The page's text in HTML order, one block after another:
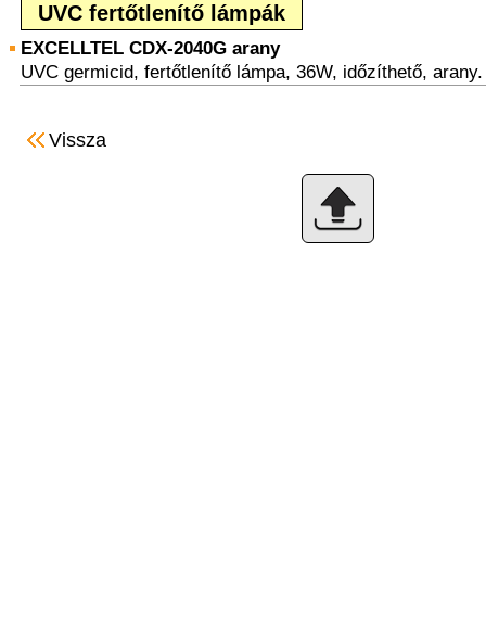
UVC fertőtlenítő lámpák
EXCELLTEL CDX-2040G arany
UVC germicid, fertőtlenítő lámpa, 36W, időzíthető, arany.
Vissza